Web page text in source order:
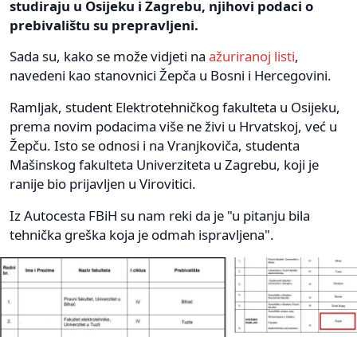
studiraju u Osijeku i Zagrebu, njihovi podaci o
prebivalištu su prepravljeni.
Sada su, kako se može vidjeti na ažuriranoj listi,
navedeni kao stanovnici Žepča u Bosni i Hercegovini.
Ramljak, student Elektrotehničkog fakulteta u Osijeku,
prema novim podacima više ne živi u Hrvatskoj, već u
Žepču. Isto se odnosi i na Vranjkoviča, studenta
Mašinskog fakulteta Univerziteta u Zagrebu, koji je
ranije bio prijavljen u Virovitici.
Iz Autocesta FBiH su nam reki da je "u pitanju bila
tehnička greška koja je odmah ispravljena".